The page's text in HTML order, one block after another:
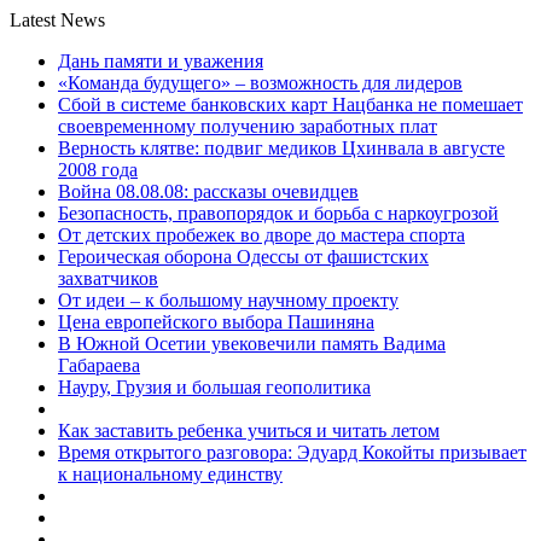
Latest News
Дань памяти и уважения
«Команда будущего» – возможность для лидеров
Сбой в системе банковских карт Нацбанка не помешает
своевременному получению заработных плат
Верность клятве: подвиг медиков Цхинвала в августе
2008 года
Война 08.08.08: рассказы очевидцев
Безопасность, правопорядок и борьба с наркоугрозой
От детских пробежек во дворе до мастера спорта
Героическая оборона Одессы от фашистских
захватчиков
От идеи – к большому научному проекту
Цена европейского выбора Пашиняна
В Южной Осетии увековечили память Вадима
Габараева
Науру, Грузия и большая геополитика
Как заставить ребенка учиться и читать летом
Время открытого разговора: Эдуард Кокойты призывает
к национальному единству